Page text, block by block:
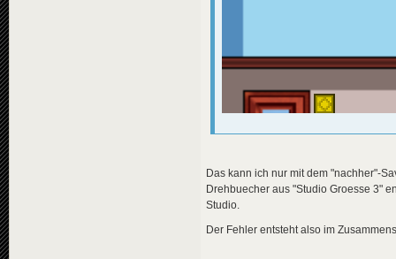
Das kann ich nur mit dem "nachher"-
Drehbuecher aus "Studio Groesse 3"
Studio.
Der Fehler entsteht also im